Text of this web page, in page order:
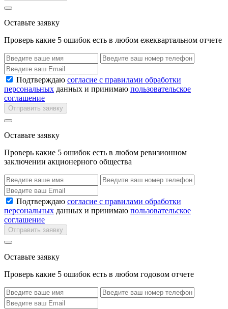
Оставьте заявку
Проверь какие 5 ошибок есть в любом ежеквартальном отчете
Подтверждаю согласие с правилами обработки
персональных данных и принимаю пользовательское
соглашение
Отправить заявку
Оставьте заявку
Проверь какие 5 ошибок есть в любом ревизионном
заключении акционерного общества
Подтверждаю согласие с правилами обработки
персональных данных и принимаю пользовательское
соглашение
Отправить заявку
Оставьте заявку
Проверь какие 5 ошибок есть в любом годовом отчете